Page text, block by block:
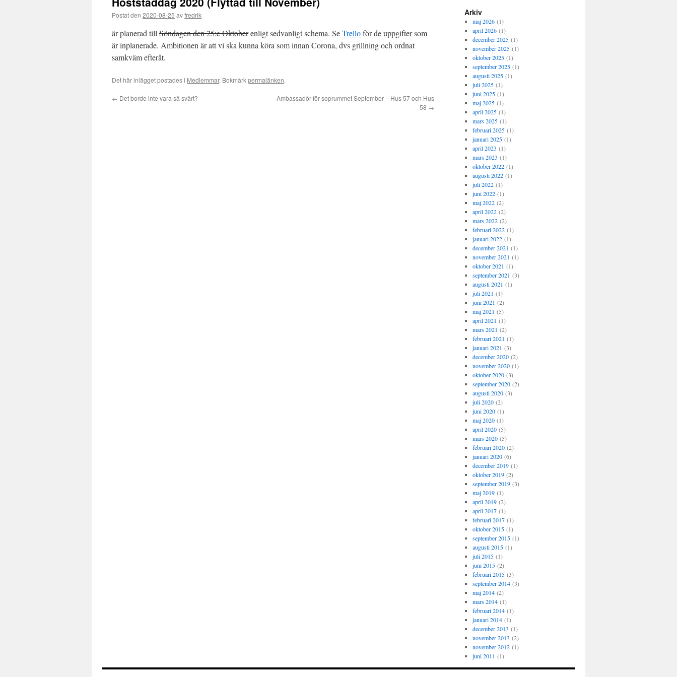
Postat den 2020-08-25 avfredrik
är planerad till Söndagen den 25:e Oktoberenligt sedvanligt schema. SeTrelloför de uppgifter som
är inplanerade. Ambitionen är att vi ska kunna köra som innan Corona, dvs grillning och ordnat
samkväm efteråt.
Det här inlägget postades i Medlemmar. Bokmärkpermalänken.
← Det borde inte vara så svårt?
Ambassadör för soprummet September – Hus 57 och Hus
58 →
Arkiv
maj 2026(1)
april 2026(1)
december 2025(1)
november 2025(1)
oktober 2025(1)
september 2025(1)
augusti 2025(1)
juli 2025(1)
juni 2025(1)
maj 2025(1)
april 2025(1)
mars 2025(1)
februari 2025(1)
januari 2025(1)
april 2023 (1)
mars 2023 (1)
oktober 2022(1)
augusti 2022(1)
juli 2022(1)
juni 2022(1)
maj 2022(2)
april 2022(2)
mars 2022(2)
februari 2022(1)
januari 2022(1)
december 2021 (1)
november 2021 (1)
oktober 2021 (1)
september 2021 (3)
augusti 2021 (1)
juli 2021 (1)
juni 2021 (2)
maj 2021 (5)
april 2021 (1)
mars 2021 (2)
februari 2021 (1)
januari 2021 (3)
december 2020(2)
november 2020(1)
oktober 2020(3)
september 2020(2)
augusti 2020(3)
juli 2020(2)
juni 2020(1)
maj 2020(1)
april 2020(5)
mars 2020(5)
februari 2020(2)
januari 2020(6)
december 2019(1)
oktober 2019(2)
september 2019(3)
maj 2019(1)
april 2019(2)
april 2017(1)
februari 2017(1)
oktober 2015(1)
september 2015(1)
augusti 2015(1)
juli 2015(1)
juni 2015(2)
februari 2015(3)
september 2014(3)
maj 2014(2)
mars 2014(1)
februari 2014(1)
januari 2014(1)
december 2013 (1)
november 2013 (2)
november 2012(1)
juni 2011 (1)